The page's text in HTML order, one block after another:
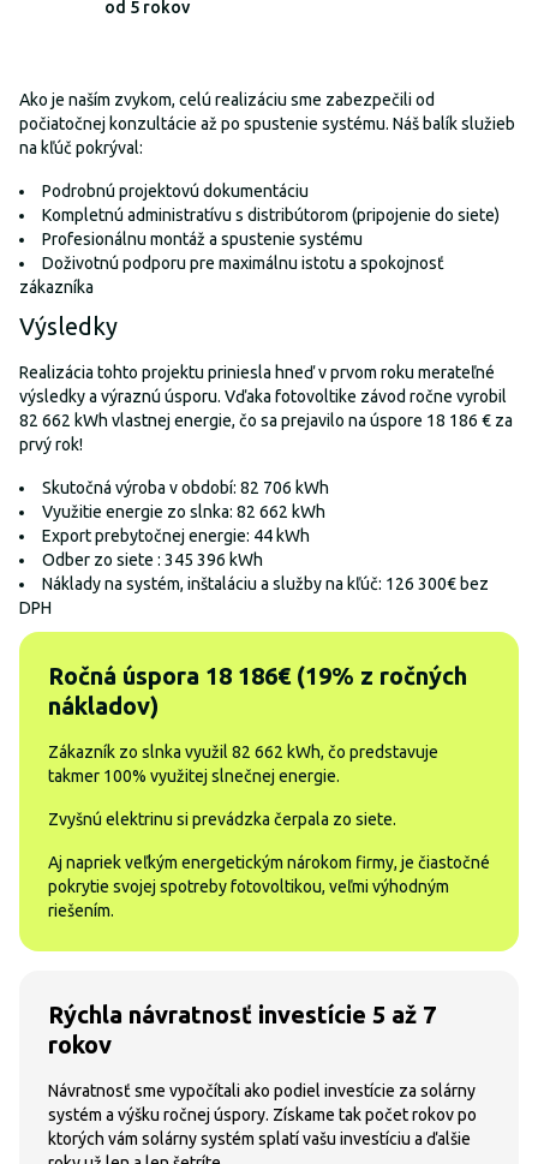
od 5 rokov
Ako je naším zvykom, celú realizáciu sme zabezpečili od
počiatočnej konzultácie až po spustenie systému. Náš balík služieb
na kľúč pokrýval:
Podrobnú projektovú dokumentáciu
Kompletnú administratívu s distribútorom (pripojenie do siete)
Profesionálnu montáž a spustenie systému
Doživotnú podporu pre maximálnu istotu a spokojnosť
zákazníka
Výsledky
Realizácia tohto projektu priniesla hneď v prvom roku merateľné
výsledky a výraznú úsporu. Vďaka fotovoltike závod ročne vyrobil
82 662 kWh vlastnej energie, čo sa prejavilo na úspore 18 186 € za
prvý rok!
Skutočná výroba v období: 82 706 kWh
Využitie energie zo slnka: 82 662 kWh
Export prebytočnej energie: 44 kWh
Odber zo siete : 345 396 kWh
Náklady na systém, inštaláciu a služby na kľúč: 126 300€ bez
DPH
Ročná úspora 18 186€ (19% z ročných
nákladov)
Zákazník zo slnka využil 82 662 kWh, čo predstavuje
takmer 100% využitej slnečnej energie.
Zvyšnú elektrinu si prevádzka čerpala zo siete.
Aj napriek veľkým energetickým nárokom firmy, je čiastočné
pokrytie svojej spotreby fotovoltikou, veľmi výhodným
riešením.
Rýchla návratnosť investície 5 až 7
rokov
Návratnosť sme vypočítali ako podiel investície za solárny
systém a výšku ročnej úspory. Získame tak počet rokov po
ktorých vám solárny systém splatí vašu investíciu a ďalšie